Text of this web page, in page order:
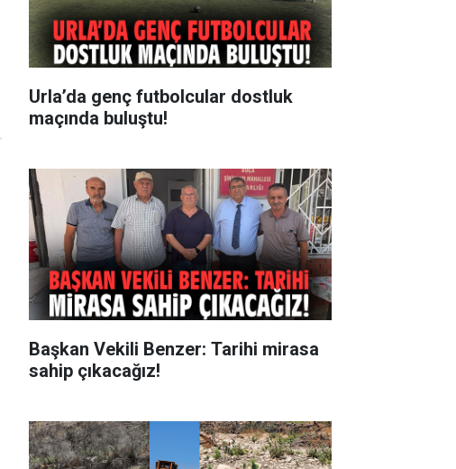
Urla’da genç futbolcular dostluk
maçında buluştu!
Başkan Vekili Benzer: Tarihi mirasa
sahip çıkacağız!